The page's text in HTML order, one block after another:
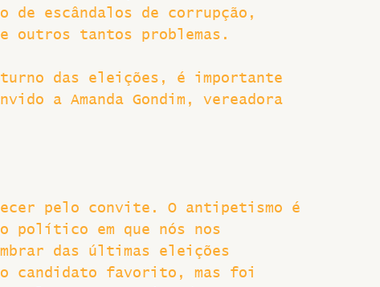
de escândalos de corrupção,
outros tantos problemas.
turno das eleições, é importante
a Amanda Gondim, vereadora
pelo convite. O antipetismo é
político em que nós nos
das últimas eleições
candidato favorito, mas foi